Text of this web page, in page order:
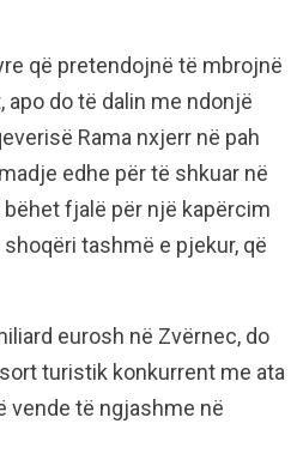
që pretendojnë të mbrojnë
do të dalin me ndonjë
Rama nxjerr në pah
edhe për të shkuar në
fjalë për një kapërcim
tashmë e pjekur, që
eurosh në Zvërnec, do
turistik konkurrent me ata
vende të ngjashme në